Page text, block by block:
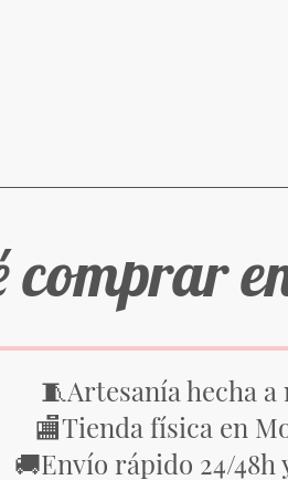
comprar
🧵Artesanía hecha a
🏬Tienda física en
🚚Envío rápido 24/48h